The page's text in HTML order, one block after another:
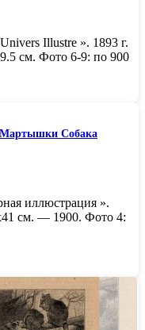
Illustre ». 1893 г.
см. Фото 6-9: по 900
Собака
иллюстрация ».
см. — 1900. Фото 4: